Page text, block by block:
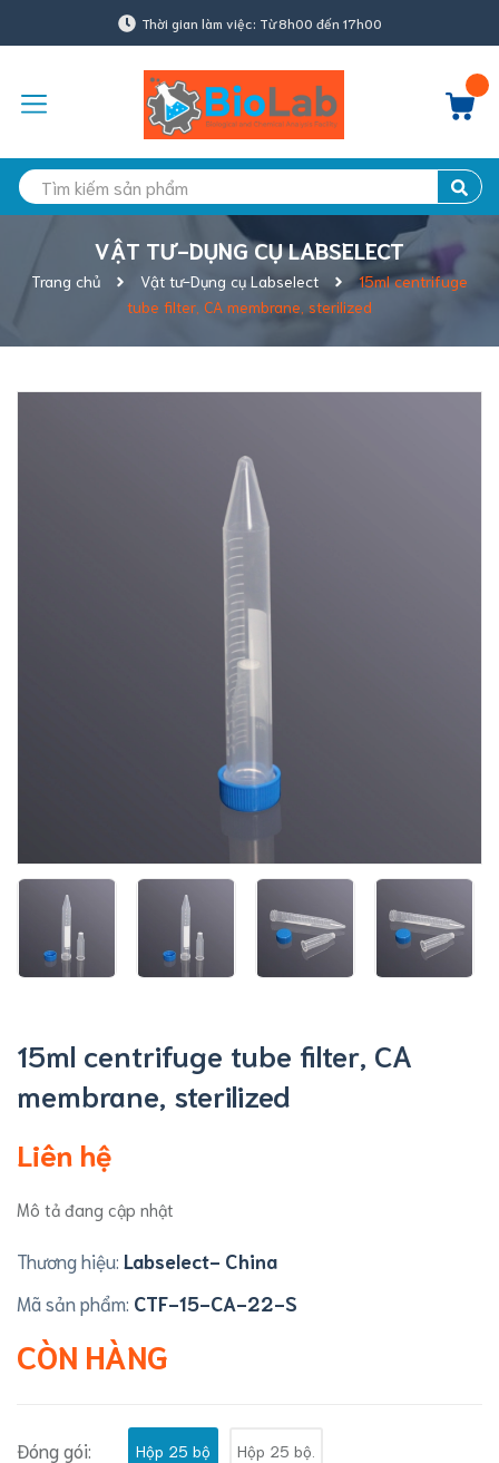
Thời gian làm việc: Từ 8h00 đến 17h00
VẬT TƯ-DỤNG CỤ LABSELECT
Trang chủ Vật tư-Dụng cụ Labselect
15ml centrifuge
tube filter, CA membrane, sterilized
15ml centrifuge tube filter, CA
membrane, sterilized
Liên hệ
Mô tả đang cập nhật
Thương hiệu: Labselect- China
Mã sản phẩm: CTF-15-CA-22-S
CÒN HÀNG
Đóng gói: Hộp 25 bộ Hộp 25 bộ.